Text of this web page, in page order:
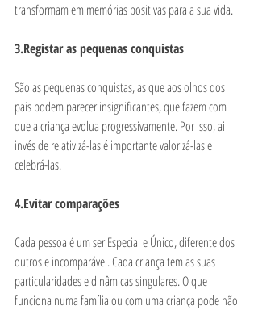
transformam em memórias positivas para a sua vida.
3.Registar as pequenas conquistas
São as pequenas conquistas, as que aos olhos dos
pais podem parecer insignificantes, que fazem com
que a criança evolua progressivamente. Por isso, ai
invés de relativizá-las é importante valorizá-las e
celebrá-las.
4.Evitar comparações
Cada pessoa é um ser Especial e Único, diferente dos
outros e incomparável. Cada criança tem as suas
particularidades e dinâmicas singulares. O que
funciona numa família ou com uma criança pode não